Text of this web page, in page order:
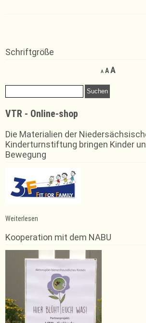
Schriftgröße
A
Decrease
font
AReset
size.
AIncrease
Suchen
nach:
VTR - Online-shop
Die Materialien der
Kinderturnstiftung bringen Kinder
Bewegung
Weiterlesen
für
die
VTR
Rope
Skipper
–
Post
Apotheke
sponsert
Wettkampf
Shirts
Kooperation mit dem NABU